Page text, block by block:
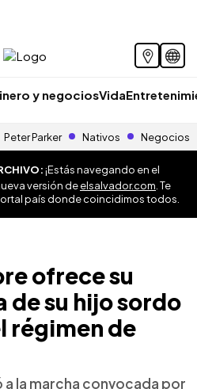
y negociosVida
Peter Parker Nativos Negocios
¡Estás navegando en el
versión deelsalvador.com . Te
país donde coincidimos todos.
ofrece su
su hijo sordo
régimen de
a la marcha convocada por